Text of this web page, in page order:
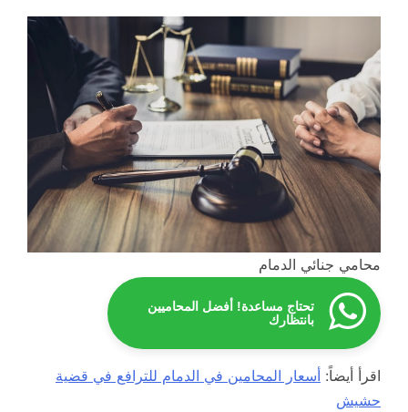
محامي جنائي الدمام
تحتاج مساعدة! أفضل المحاميين
بانتظارك
اقرأ أيضاً: أسعار المحامين في الدمام للترافع في قضية
حشيش